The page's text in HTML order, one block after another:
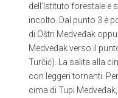
dell’Istituto forestale e
incolto. Dal punto 3 è
di Oštri Medveđak
Medveđak verso il
Turčić). La salita alla
con leggeri tornanti.
cima di Tupi